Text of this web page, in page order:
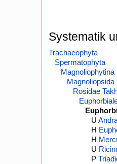
Systematik
Trachaeophyta
Spermatophyta
Magnoliophytina
Magnoliopsida
Rosidae
U
H
H
U
P